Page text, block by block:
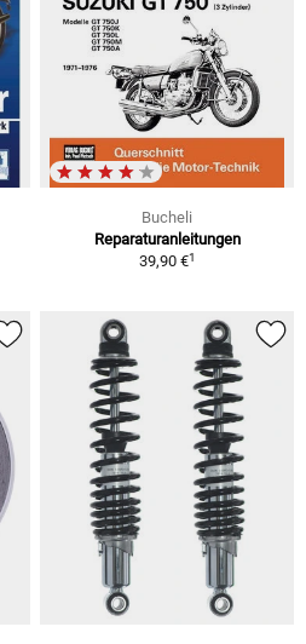
Bucheli
Reparaturanleitungen
39,90 €1